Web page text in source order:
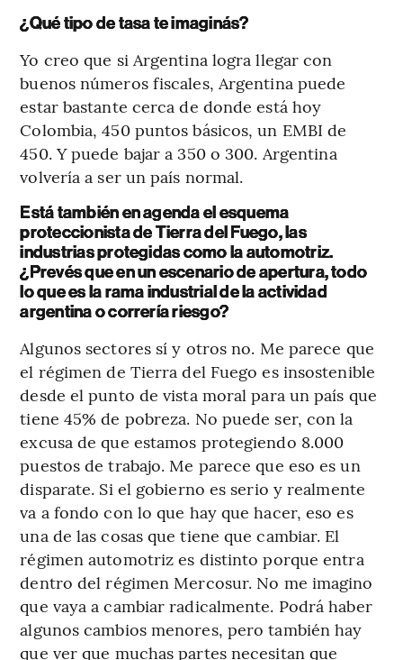
¿Qué tipo de tasa te imaginás?
Yo creo que si Argentina logra llegar con
buenos números fiscales, Argentina puede
estar bastante cerca de donde está hoy
Colombia, 450 puntos básicos, un EMBI de
450. Y puede bajar a 350 o 300. Argentina
volvería a ser un país normal.
Está también en agenda el esquema
proteccionista de Tierra del Fuego, las
industrias protegidas como la automotriz.
¿Prevés que en un escenario de apertura, todo
lo que es la rama industrial de la actividad
argentina o correría riesgo?
Algunos sectores sí y otros no. Me parece que
el régimen de Tierra del Fuego es insostenible
desde el punto de vista moral para un país que
tiene 45% de pobreza. No puede ser, con la
excusa de que estamos protegiendo 8.000
puestos de trabajo. Me parece que eso es un
disparate. Si el gobierno es serio y realmente
va a fondo con lo que hay que hacer, eso es
una de las cosas que tiene que cambiar. El
régimen automotriz es distinto porque entra
dentro del régimen Mercosur. No me imagino
que vaya a cambiar radicalmente. Podrá haber
algunos cambios menores, pero también hay
que ver que muchas partes necesitan que